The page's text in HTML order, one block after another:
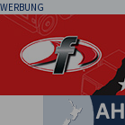
WERBUNG